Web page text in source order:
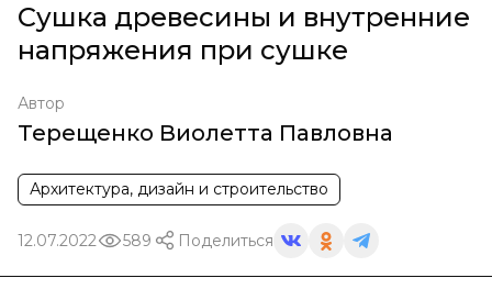
Сушка древесины и внутренние
напряжения при сушке
Автор
Терещенко Виолетта Павловна
Архитектура, дизайн и строительство
12.07.2022 589 Поделиться